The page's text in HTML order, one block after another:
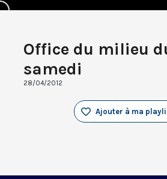
Office du milieu
samedi
28/04/2012
Ajouter à ma